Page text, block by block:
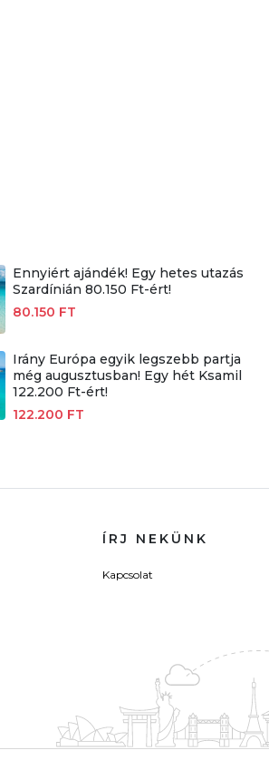
Ennyiért ajándék! Egy hetes utazás
Szardínián 80.150 Ft-ért!
80.150 FT
Irány Európa egyik legszebb partja
még augusztusban! Egy hét Ksamil
122.200 Ft-ért!
122.200 FT
ÍRJ NEKÜNK
Kapcsolat